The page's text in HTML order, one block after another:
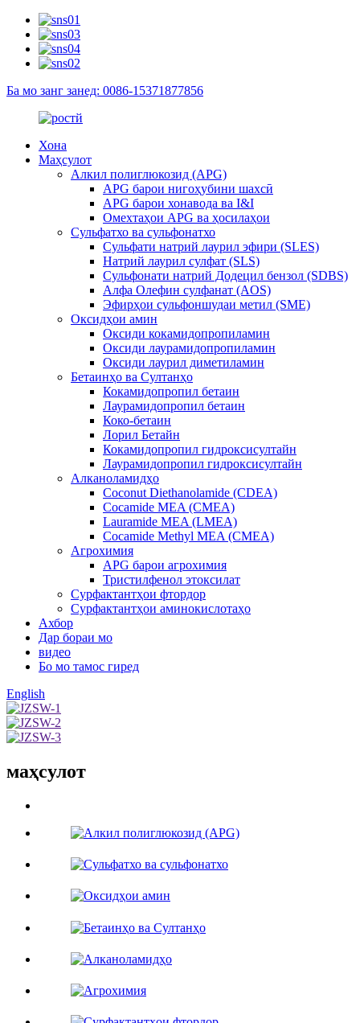
Ба мо занг занед: 0086-15371877856
Хона
Маҳсулот
Алкил полиглюкозид (APG)
APG барои нигоҳубини шахсӣ
APG барои хонавода ва I&I
Омехтаҳои APG ва ҳосилаҳои
Сульфатхо ва сульфонатхо
Сульфати натрий лаурил эфири (SLES)
Натрий лаурил сулфат (SLS)
Сульфонати натрий Додецил бензол (SDBS)
Алфа Олефин сулфанат (AOS)
Эфирҳои сульфоншудаи метил (SME)
Оксидҳои амин
Оксиди кокамидопропиламин
Оксиди лаурамидопропиламин
Оксиди лаурил диметиламин
Бетаинҳо ва Султанҳо
Кокамидопропил бетаин
Лаурамидопропил бетаин
Коко-бетаин
Лорил Бетайн
Кокамидопропил гидроксисултайн
Лаурамидопропил гидроксисултайн
Алканоламидҳо
Coconut Diethanolamide (CDEA)
Cocamide MEA (CMEA)
Lauramide MEA (LMEA)
Cocamide Methyl MEA (CMEA)
Агрохимия
APG барои агрохимия
Тристилфенол этоксилат
Сурфактантҳои фтордор
Сурфактантҳои аминокислотаҳо
Ахбор
Дар бораи мо
видео
Бо мо тамос гиред
English
маҳсулот